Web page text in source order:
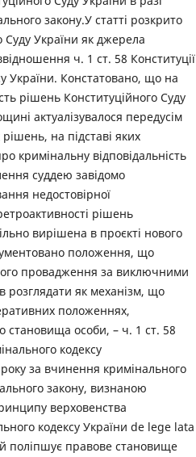
закону.У статті розкрито
Суду України як джерела
ч. 1 ст. 58 Конституції
України. Констатовано, що на
рішень Конституційного Суду
актуалізувалося передусім
на підставі яких
кримінальну відповідальність
суддею завідомо
недостовірної
рішень
вирішена в проєкті нового
положення, що
провадження за виключними
розглядати як механізм, що
положеннях,
особи, – ч. 1 ст. 58
кодексу
за вчинення кримінального
закону, визнаною
верховенства
кодексу України de lege lata
поліпшує правове становище